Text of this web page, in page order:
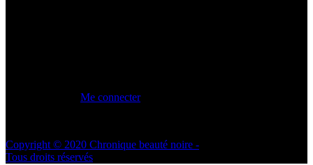
Me connecter
Copyright © 2020 Chronique beauté noire -
Tous droits réservés